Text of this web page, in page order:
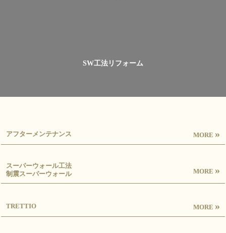
SW工法リフォーム
アフターメンテナンス MORE »
スーパーウォール工法
制震スーパーウォール
MORE »
TRETTIO MORE »